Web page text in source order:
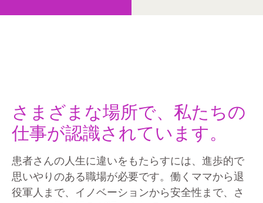
さまざまな場所で、私たちの
仕事が認識されています。
患者さんの人生に違いをもたらすには、進歩的で
思いやりのある職場が必要です。働くママから退
役軍人まで、イノベーションから安全性まで、さ